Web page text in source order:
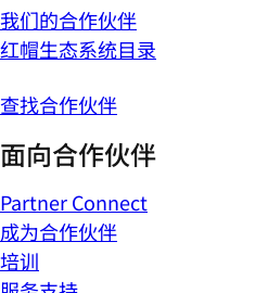
我们的合作伙伴
红帽生态系统目录
查找合作伙伴
面向合作伙伴
Partner Connect
成为合作伙伴
培训